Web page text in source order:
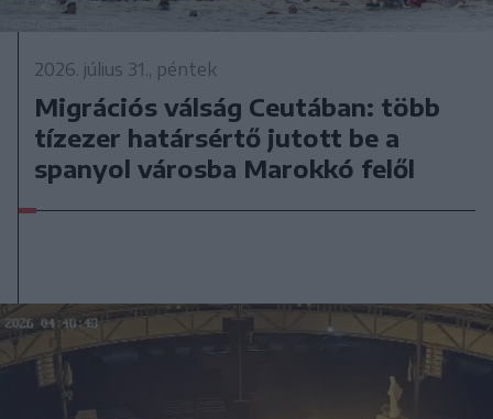
2026. július 31., péntek
Migrációs válság Ceutában: több
tízezer határsértő jutott be a
spanyol városba Marokkó felől